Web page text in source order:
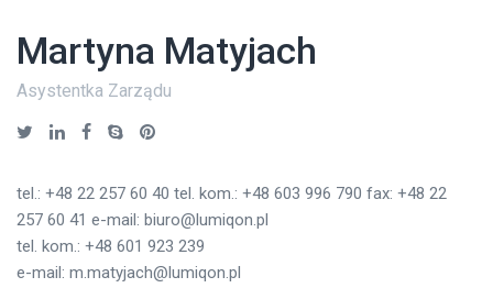
Martyna Matyjach
Asystentka Zarządu
tel.: +48 22 257 60 40 tel. kom.: +48 603 996 790 fax: +48 22
257 60 41 e-mail: biuro@lumiqon.pl
tel. kom.: +48 601 923 239
e-mail: m.matyjach@lumiqon.pl